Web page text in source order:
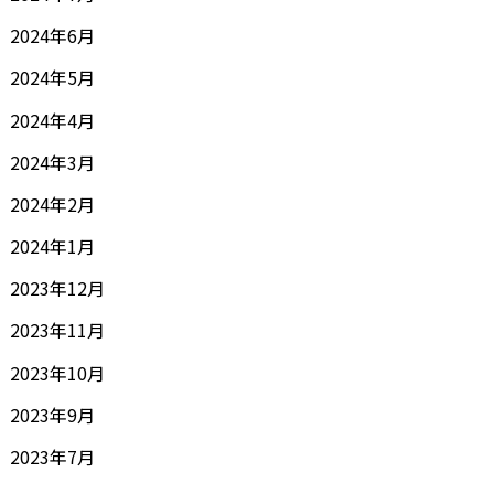
2024年6月
2024年5月
2024年4月
2024年3月
2024年2月
2024年1月
2023年12月
2023年11月
2023年10月
2023年9月
2023年7月